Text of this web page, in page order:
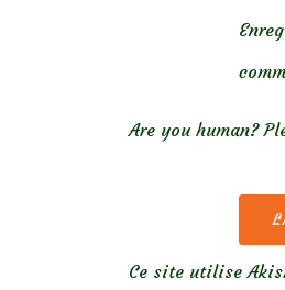
Are you human?
Ce site utilise